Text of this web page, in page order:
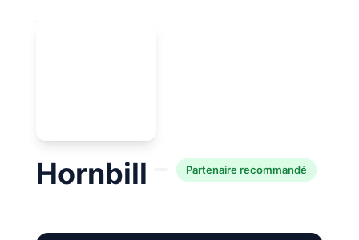
Hornbill Partenaire recommandé